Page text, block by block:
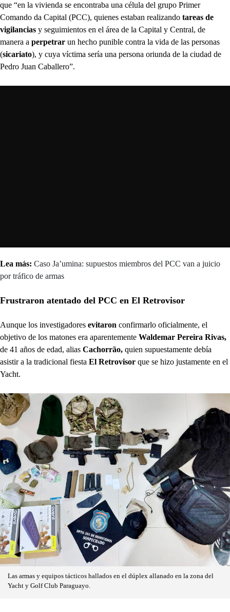
que “en la vivienda se encontraba una célula del grupo Primer
Comando da Capital (PCC), quienes estaban realizando tareas de
vigilancias y seguimientos en el área de la Capital y Central, de
manera a perpetrar un hecho punible contra la vida de las personas
(sicariato), y cuya víctima sería una persona oriunda de la ciudad de
Pedro Juan Caballero”.
Lea más: Caso Ja’umina: supuestos miembros del PCC van a juicio
por tráfico de armas
Frustraron atentado del PCC en El Retrovisor
Aunque los investigadores evitaron confirmarlo oficialmente, el
objetivo de los matones era aparentemente Waldemar Pereira Rivas,
de 41 años de edad, alias Cachorrão, quien supuestamente debía
asistir a la tradicional fiesta El Retrovisor que se hizo justamente en el
Yacht.
Las armas y equipos tácticos hallados en el dúplex allanado en la zona del
Yacht y Golf Club Paraguayo.